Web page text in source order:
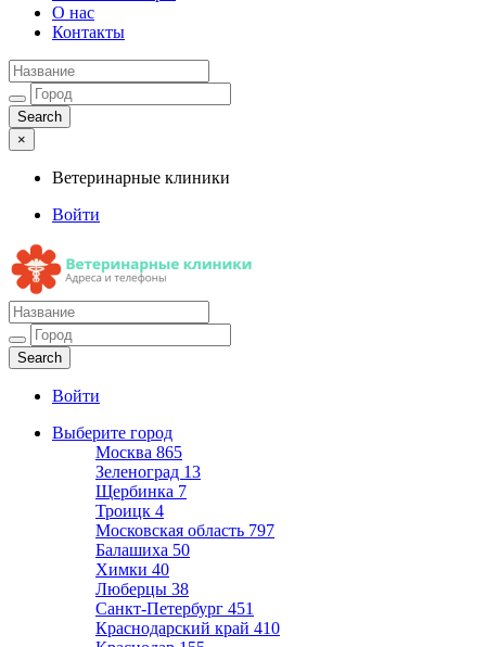
О нас
Контакты
×
Ветеринарные клиники
Войти
Ветеринарные клиники
Адреса и телефоны
Войти
Выберите город
Москва 865
Зеленоград 13
Щербинка 7
Троицк 4
Московская область 797
Балашиха 50
Химки 40
Люберцы 38
Санкт-Петербург 451
Краснодарский край 410